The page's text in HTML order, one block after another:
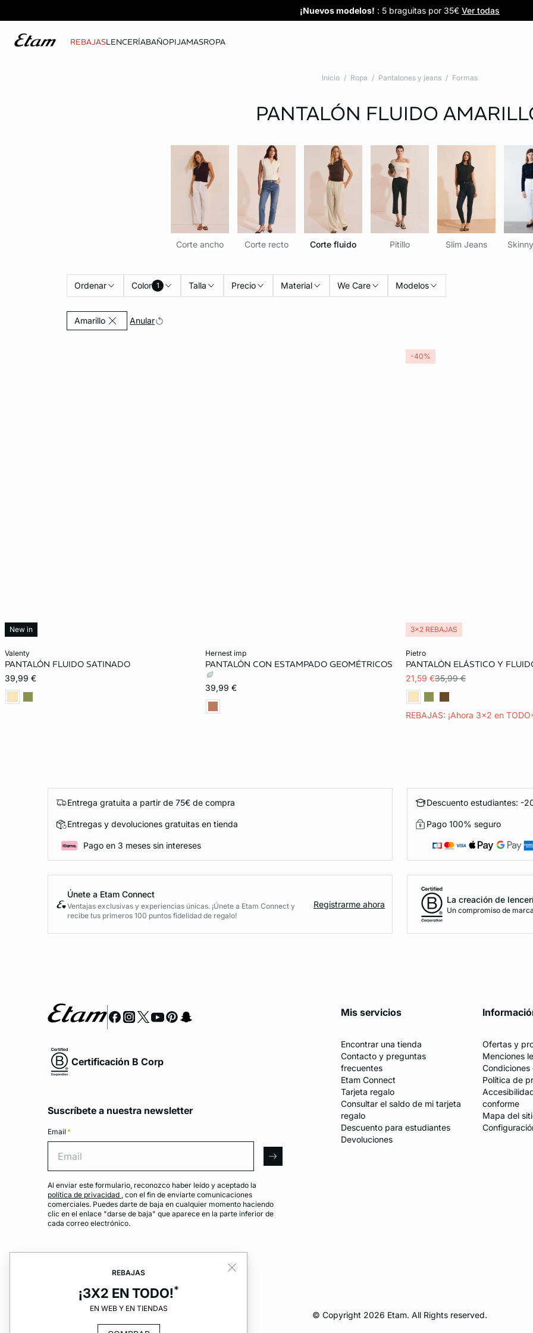
REBAJAS¡Ahora 3x2 en TODO*!Comprar
Confort invisible: Sujetadores desde 19,99€Descubrir
¡Nuevos modelos! : 5 braguitas por 35€ Ver todas
Novedades braguitas| 3x2 en todo*Descubrir
REBAJASLENCERÍABAÑOPIJAMASROPA
Inicio Ropa Pantalones y jeans Formas
PANTALÓN FLUIDO
Corte ancho Corte recto Corte fluido Pitillo Slim Jeans
Ordenar Color 1 Talla Precio Material We Care Modelos
AmarilloCurrently Refined by Color: Amarillo
Anular
valenty
PANTALÓN FLUIDO SATINADO
39,99 €
New in
42
hernest imp
PANTALÓN CON ESTAMPADO GEOMÉTRICOS
39,99 €
pietro
PANTALÓN ELÁSTICO Y
21,59 €35,99 €
REBAJAS: ¡Ahora 3x2 en
3x2 REBAJAS
-40%
REBAJAS
¡3X2 EN TODO!*
EN WEB Y EN TIENDAS
Entrega gratuita a partir de 75€ de compra
Entregas y devoluciones gratuitas en tienda
Pago en 3 meses sin intereses
Descuento estudiantes: -
Pago 100% seguro
Únete a Etam Connect
Ventajas exclusivas y experiencias únicas. ¡Únete a Etam Connect y
recibe tus primeros 100 puntos fidelidad de regalo!
Registrarme ahora La creación de
Un compromiso de
Certificación B Corp
Suscríbete a nuestra newsletter
Email *
Email
arrow
Al enviar este formulario, reconozco haber leído y aceptado la
política de privacidad , con el fin de enviarte comunicaciones
comerciales. Puedes darte de baja en cualquier momento haciendo
clic en el enlace "darse de baja" que aparece en la parte inferior de
cada correo electrónico.
Mis servicios
Encontrar una tienda
Contacto y preguntas
frecuentes
Etam Connect
Tarjeta regalo
Consultar el saldo de mi tarjeta
regalo
Descuento para estudiantes
Devoluciones
Ofertas y
Menciones
Política de
conforme
Mapa del
© Copyright 2026 Etam. All Rights reserved.